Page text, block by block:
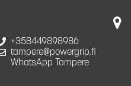
+358449898986
tampere@powergrip.fi
WhatsApp Tampere